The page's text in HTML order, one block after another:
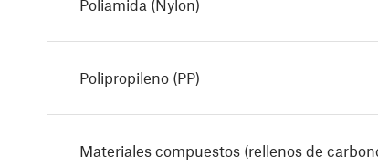
Poliamida (Nylon)
Polipropileno (PP)
Materiales compuestos (rellenos de